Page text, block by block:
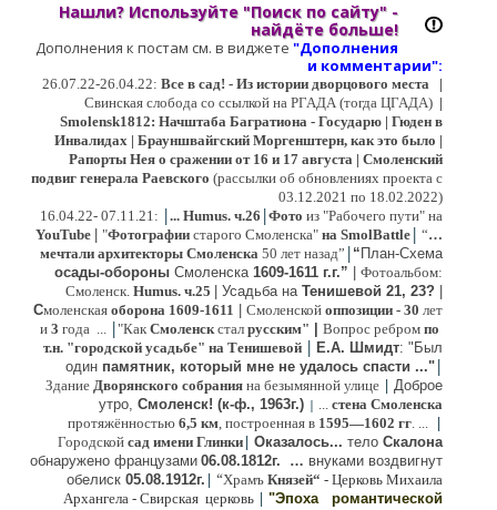
Нашли? Используйте "Поиск по сайту" -
найдёте больше!
Дополнения к постам см. в виджете "Дополнения
и комментарии":
26.07.22-26.04.22: Все в сад! - Из истории дворцового места
|
Свинская слобода со ссылкой на РГАДА (тогда ЦГАДА) |
Smolensk1812: Начштаба Багратиона - Государю | Гюден в
Инвалидах | Брауншвайгский Моргенштерн, как это было |
Рапорты Нея о сражении от 16 и 17 августа | Смоленский
подвиг генерала Раевского (рассылки об обновлениях проекта с
03.12.2021 по 18.02.2022)
16.04.22- 07.11.21: |... Humus. ч.26 |Фото из "Рабочего пути" на
YouTube
"Фотографии старого Смоленска" на SmolBattle | “…
мечтали архитекторы Смоленска 50 лет назад” | “ План-Схема
осады-обороны Смоленска 1609-1611 г.г.”
Фотоальбом:
Смоленск. Humus. ч.25 | Усадьба на Тенишевой 21, 23?
Смоленская оборона 1609-1611 Смоленской оппозиции - 30 лет
и 3 года ... |"Как Смоленскстал русским" Вопрос ребром по
т.н. "городской усадьбе" на Тенишевой | Е.А. Шмидт: "Был
один памятник, который мне не удалось спасти ..." |
Здание Дворянского собрания на безымянной улице | Доброе
утро, Смоленск! (к-ф., 1963г.) | ... стена Смоленска
протяжённостью 6,5 км, построенная в 1595—1602 гг. ... |
Городской сад имени Глинки | Оказалось... тело Скалона
обнаружено французами 06.08.1812г. … внуками воздвигнут
обелиск 05.08.1912г. | “Храмъ Князей“ - Церковь Михаила
Архангела - Свирская церковь | "Эпохаромантической